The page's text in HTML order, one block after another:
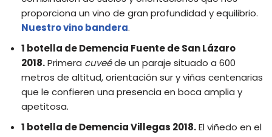
proporciona un vino de gran profundidad y equilibrio.
Nuestro vino bandera.
1 botella de Demencia Fuente de San Lázaro
2018.Primera cuveéde un paraje situado a 600
metros de altitud, orientación sur y viñas centenarias
que le confieren una presencia en boca amplia y
apetitosa.
1 botella de Demencia Villegas 2018.El viñedo en el